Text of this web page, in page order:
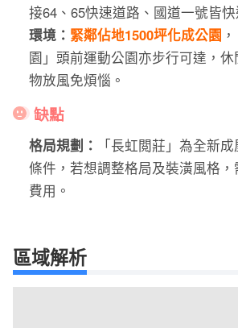
接64、65快速道路、國道一號皆快
環境： 緊鄰佔地1500坪化成公園
園」頭前運動公園亦步行可達，
物放風免煩惱。
缺點
格局規劃： 「長虹閲莊 」為全新
條件，若想調整格局及裝潢風格
費用。
區域解析